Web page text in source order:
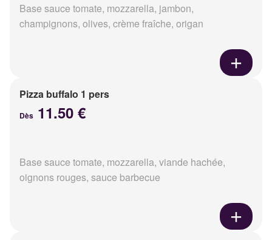
Base sauce tomate, mozzarella, jambon,
champignons, olives, crème fraîche, origan
Pizza buffalo 1 pers
Dès 11.50 €
Base sauce tomate, mozzarella, viande hachée,
oignons rouges, sauce barbecue